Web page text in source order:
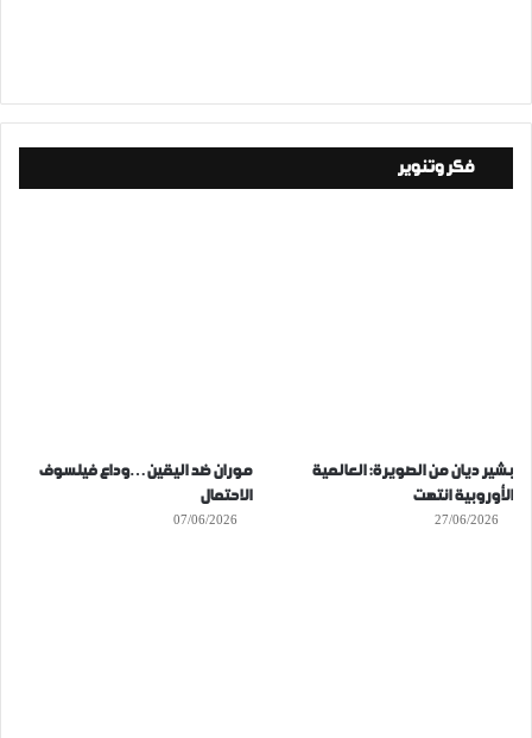
فكر وتنوير
بشير ديان من الصويرة: العالمية
الأوروبية انتهت
27/06/2026
موران ضد اليقين…وداع فيلسوف
الاحتمال
07/06/2026